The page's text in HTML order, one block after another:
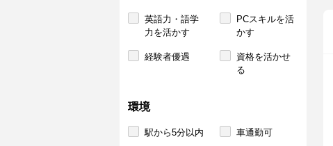
英語力・語学
力を活かす
PCスキルを活
かす
経験者優遇
資格を活かせ
る
環境
駅から5分以内 車通勤可